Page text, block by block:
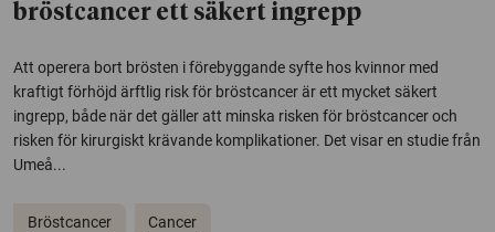
bröstcancer ett säkert ingrepp
Att operera bort brösten i förebyggande syfte hos kvinnor med
kraftigt förhöjd ärftlig risk för bröstcancer är ett mycket säkert
ingrepp, både när det gäller att minska risken för bröstcancer och
risken för kirurgiskt krävande komplikationer. Det visar en studie från
Umeå...
Bröstcancer Cancer